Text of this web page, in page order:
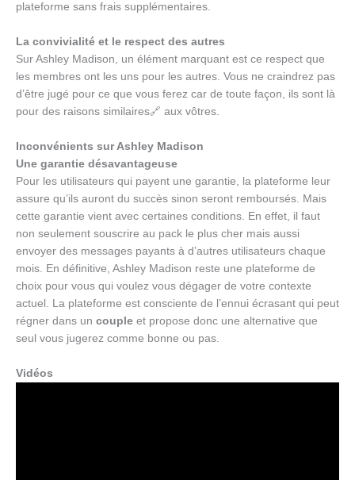
plateforme sans frais supplémentaires.
La convivialité et le respect des autres
Sur Ashley Madison, un élément marquant est ce respect que
les membres ont les uns pour les autres. Vous ne craindrez pas
d’être jugé pour ce que vous ferez car de toute façon, ils sont là
pour des raisons similaires🔗 aux vôtres.
Inconvénients sur Ashley Madison
Une garantie désavantageuse
Pour les utilisateurs qui payent une garantie, la plateforme leur
assure qu’ils auront du succès sinon seront remboursés. Mais
cette garantie vient avec certaines conditions. En effet, il faut
non seulement souscrire au pack le plus cher mais aussi
envoyer des messages payants à d’autres utilisateurs chaque
mois. En définitive, Ashley Madison reste une plateforme de
choix pour vous qui voulez vous dégager de votre contexte
actuel. La plateforme est consciente de l’ennui écrasant qui peut
régner dans un couple et propose donc une alternative que
seul vous jugerez comme bonne ou pas.
Vidéos